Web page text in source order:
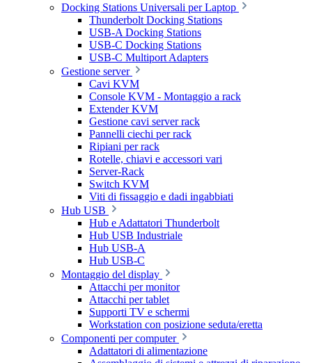
Docking Stations Universali per Laptop
Thunderbolt Docking Stations
USB-A Docking Stations
USB-C Docking Stations
USB-C Multiport Adapters
Gestione server
Cavi KVM
Console KVM - Montaggio a rack
Extender KVM
Gestione cavi server rack
Pannelli ciechi per rack
Ripiani per rack
Rotelle, chiavi e accessori vari
Server-Rack
Switch KVM
Viti di fissaggio e dadi ingabbiati
Hub USB
Hub e Adattatori Thunderbolt
Hub USB Industriale
Hub USB-A
Hub USB-C
Montaggio del display
Attacchi per monitor
Attacchi per tablet
Supporti TV e schermi
Workstation con posizione seduta/eretta
Componenti per computer
Adattatori di alimentazione